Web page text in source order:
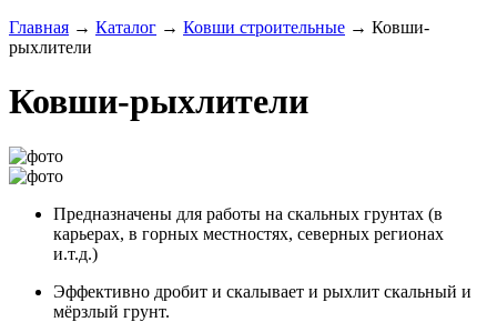
Главная → Каталог → Ковши строительные → Ковши-
рыхлители
Ковши-рыхлители
Предназначены для работы на скальных грунтах (в
карьерах, в горных местностях, северных регионах
и.т.д.)
Эффективно дробит и скалывает и рыхлит скальный и
мёрзлый грунт.